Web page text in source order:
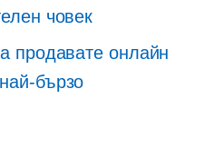
човек
продавате онлайн
бързо